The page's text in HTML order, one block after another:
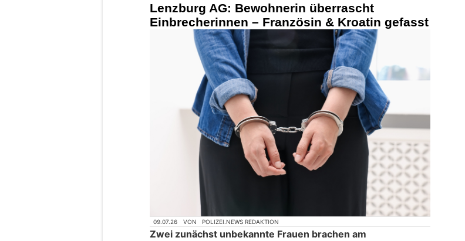
Lenzburg AG: Bewohnerin überrascht
Einbrecherinnen – Französin & Kroatin gefasst
09.07.26 VON POLIZEI.NEWS REDAKTION
Zwei zunächst unbekannte Frauen brachen am